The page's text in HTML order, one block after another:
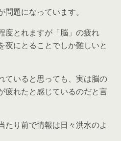
題になっています。
度とれますが「脳」の疲れ
夜にとることでしか難しいと
ていると思っても、実は脳の
疲れたと感じているのだと言
たり前で情報は日々洪水のよ